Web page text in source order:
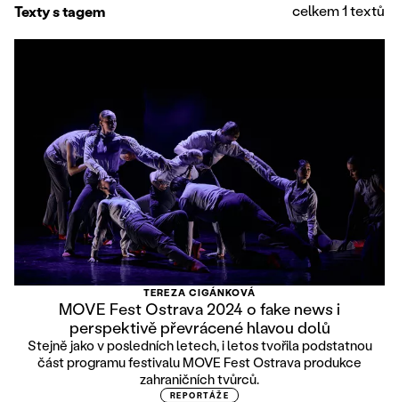
Texty s tagem celkem 1 textů
TEREZA CIGÁNKOVÁ
MOVE Fest Ostrava 2024 o fake news i
perspektivě převrácené hlavou dolů
Stejně jako v posledních letech, i letos tvořila podstatnou
část programu festivalu MOVE Fest Ostrava produkce
zahraničních tvůrců.
REPORTÁŽE